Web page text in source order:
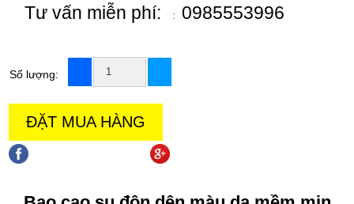
Tư vấn miễn phí: : 0985553996
Số lượng:
ĐẶT MUA HÀNG